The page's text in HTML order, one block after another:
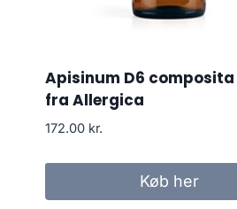
Apisinum D6 composita
fra Allergica
172.00 kr.
Køb her